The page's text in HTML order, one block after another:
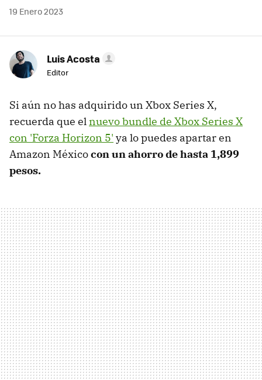
19 Enero 2023
Luis Acosta
Editor
Si aún no has adquirido un Xbox Series X,
recuerda que elnuevo bundle de Xbox Series X
con 'Forza Horizon 5' ya lo puedes apartar en
Amazon Méxicocon un ahorro de hasta 1,899
pesos.